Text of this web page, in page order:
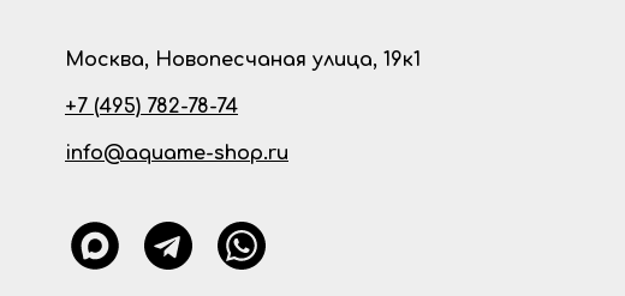
Москва, Новопесчаная улица, 19к1
+7 (495) 782-78-74
info@aquame-shop.ru